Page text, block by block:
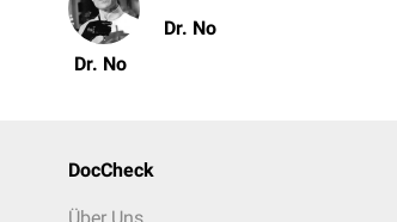
Dr. No
Dr. No
DocCheck